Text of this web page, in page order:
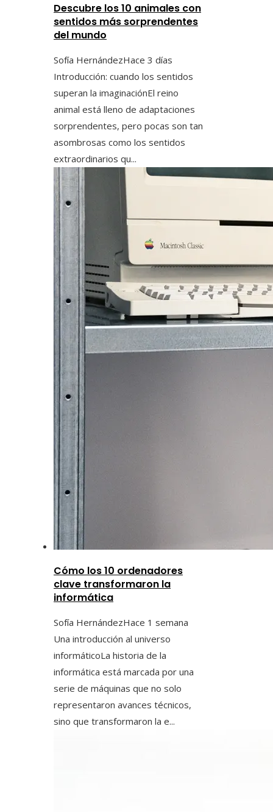
Descubre los 10 animales con
sentidos más sorprendentes
del mundo
Sofía HernándezHace 3 días
Introducción: cuando los sentidos
superan la imaginaciónEl reino
animal está lleno de adaptaciones
sorprendentes, pero pocas son tan
asombrosas como los sentidos
extraordinarios qu...
Cómo los 10 ordenadores
clave transformaron la
informática
Sofía HernándezHace 1 semana
Una introducción al universo
informáticoLa historia de la
informática está marcada por una
serie de máquinas que no solo
representaron avances técnicos,
sino que transformaron la e...